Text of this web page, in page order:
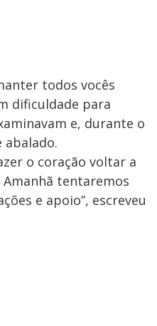
todos vocês
dificuldade para
e, durante o
o coração voltar a
Amanhã tentaremos
e apoio”, escreveu